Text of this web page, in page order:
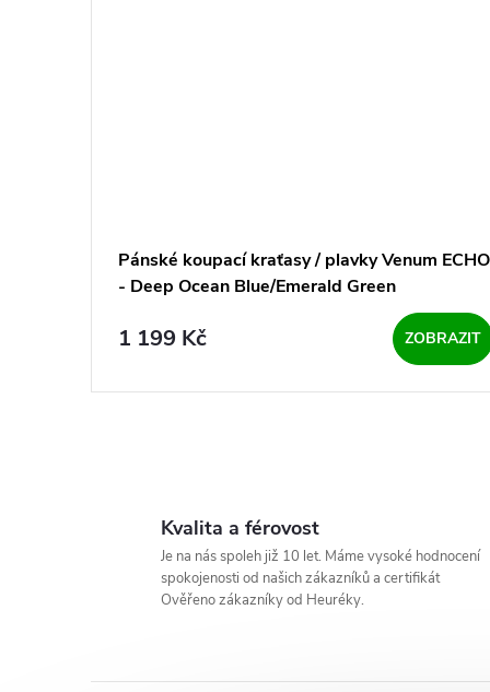
Pánské koupací kraťasy / plavky Venum ECHO
- Deep Ocean Blue/Emerald Green
1 199 Kč ZOBRAZIT
Kvalita a férovost
Je na nás spoleh již 10 let. Máme vysoké hodnocení
spokojenosti od našich zákazníků a certifikát
Ověřeno zákazníky od Heuréky.